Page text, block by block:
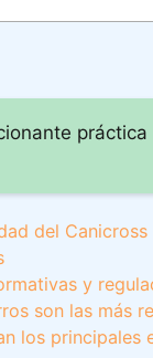
del
y
son las más
los